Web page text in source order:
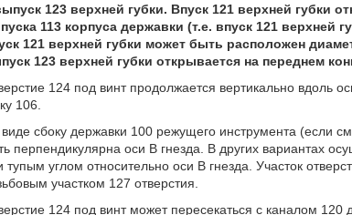
123 верхней губки. Впуск 121 верхней губки
113 корпуса державки (т.е. впуск 121 верхней
121 верхней губки может быть расположен
123 верхней губки открывается на переднем
124 под винт продолжается вертикально вдоль
106.
сбоку державки 100 режущего инструмента (если
перпендикулярна оси В гнезда. В других вариантах
тупым углом относительно оси В гнезда. Участок
участком 127 отверстия.
124 под винт может пересекаться с каналом